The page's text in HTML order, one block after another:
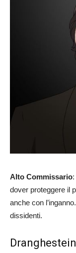
Alto Commissario
dover proteggere il
anche con
dissidenti.
Dranghestein